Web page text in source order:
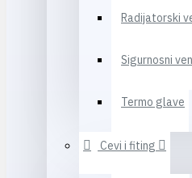
Radijatorski
Sigurnosni
Termo glave
Cevi i fiting